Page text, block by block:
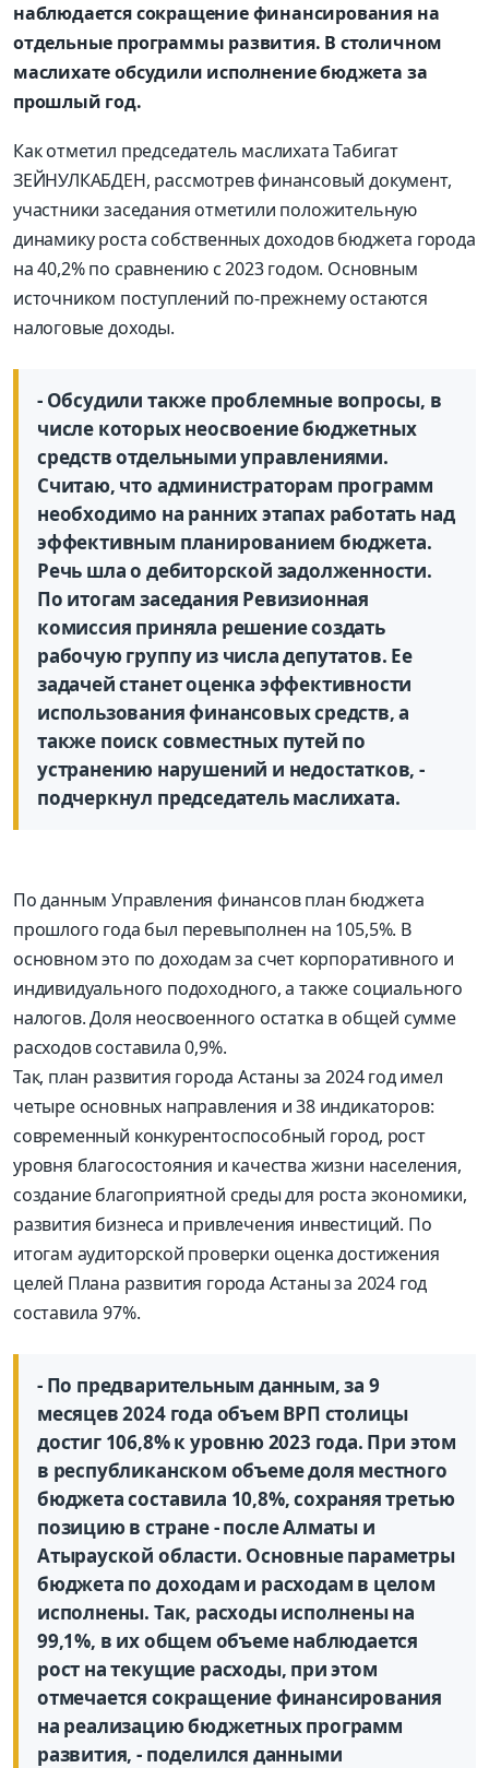
наблюдается сокращение финансирования на
отдельные программы развития. В столичном
маслихате обсудили исполнение бюджета за
прошлый год.
Как отметил председатель маслихата Табигат
ЗЕЙНУЛКАБДЕН, рассмотрев финансовый документ,
участники заседания отметили положительную
динамику роста собственных доходов бюджета города
на 40,2% по сравнению с 2023 годом. Основным
источником поступлений по-прежнему остаются
налоговые доходы.
- Обсудили также проблемные вопросы, в
числе которых неосвоение бюджетных
средств отдельными управлениями.
Считаю, что администраторам программ
необходимо на ранних этапах работать над
эффективным планированием бюджета.
Речь шла о дебиторской задолженности.
По итогам заседания Ревизионная
комиссия приняла решение создать
рабочую группу из числа депутатов. Ее
задачей станет оценка эффективности
использования финансовых средств, а
также поиск совместных путей по
устранению нарушений и недостатков, -
подчеркнул председатель маслихата.
По данным Управления финансов план бюджета
прошлого года был перевыполнен на 105,5%. В
основном это по доходам за счет корпоративного и
индивидуального подоходного, а также социального
налогов. Доля неосвоенного остатка в общей сумме
расходов составила 0,9%.
Так, план развития города Астаны за 2024 год имел
четыре основных направления и 38 индикаторов:
современный конкурентоспособный город, рост
уровня благосостояния и качества жизни населения,
создание благоприятной среды для роста экономики,
развития бизнеса и привлечения инвестиций. По
итогам аудиторской проверки оценка достижения
целей Плана развития города Астаны за 2024 год
составила 97%.
- По предварительным данным, за 9
месяцев 2024 года объем ВРП столицы
достиг 106,8% к уровню 2023 года. При этом
в республиканском объеме доля местного
бюджета составила 10,8%, сохраняя третью
позицию в стране - после Алматы и
Атырауской области. Основные параметры
бюджета по доходам и расходам в целом
исполнены. Так, расходы исполнены на
99,1%, в их общем объеме наблюдается
рост на текущие расходы, при этом
отмечается сокращение финансирования
на реализацию бюджетных программ
развития, - поделился данными